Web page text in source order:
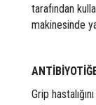
tarafından
makinesinde
Grip